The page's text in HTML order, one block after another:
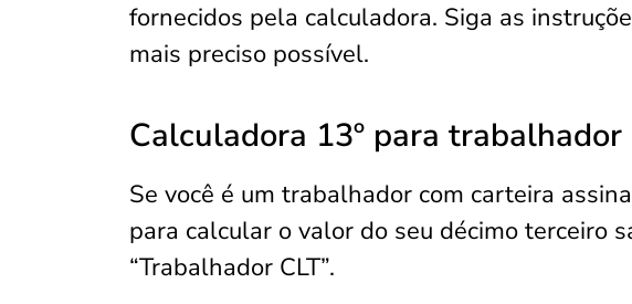
fornecidos pela calculadora. Siga as
mais preciso possível.
Calculadora 13º para trabalhador
Se você é um trabalhador com carteira
para calcular o valor do seu décimo terceiro
“Trabalhador CLT”.